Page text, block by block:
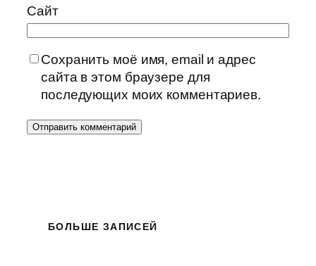
Сайт
Сохранить моё имя, email и адрес
сайта в этом браузере для
последующих моих комментариев.
БОЛЬШЕ ЗАПИСЕЙ